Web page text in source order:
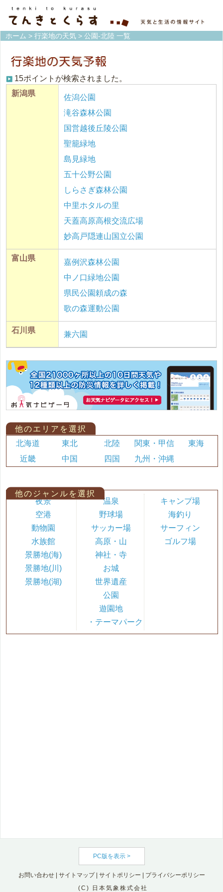
ホーム > 行楽地の天気 > 公園-北陸 一覧
15ポイントが検索されました。
新潟県
佐潟公園
滝谷森林公園
国営越後丘陵公園
聖籠緑地
島見緑地
五十公野公園
しらさぎ森林公園
中里ホタルの里
天蓋高原高根交流広場
妙高戸隠連山国立公園
富山県
嘉例沢森林公園
中ノ口緑地公園
県民公園頼成の森
歌の森運動公園
石川県 兼六園
他のエリアを選択
北海道
東北 北陸 関東・甲信
東海
近畿
中国 四国 九州・沖縄
他のジャンルを選択
夜景
空港
動物園
水族館
景勝地(海)
景勝地(川)
景勝地(湖)
温泉
野球場
サッカー場
高原・山
神社・寺
お城
世界遺産
公園
遊園地
・テーマパーク
キャンプ場
海釣り
サーフィン
ゴルフ場
PC版を表示 >
お問い合わせ| サイトマップ| サイトポリシー
プライバシーポリシー
(C) 日本気象株式会社